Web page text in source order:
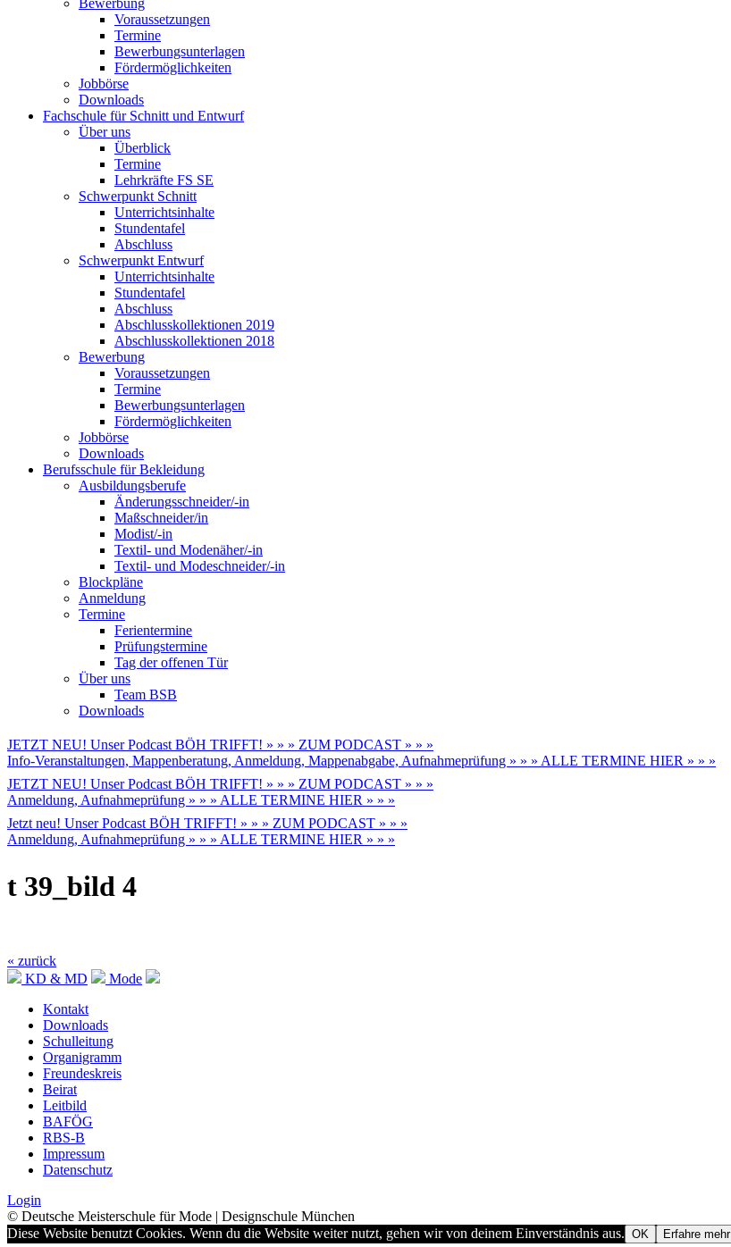
Bewerbung
Voraussetzungen
Termine
Bewerbungsunterlagen
Fördermöglichkeiten
Jobbörse
Downloads
Fachschule für Schnitt und Entwurf
Über uns
Überblick
Termine
Lehrkräfte FS SE
Schwerpunkt Schnitt
Unterrichtsinhalte
Stundentafel
Abschluss
Schwerpunkt Entwurf
Unterrichtsinhalte
Stundentafel
Abschluss
Abschlusskollektionen 2019
Abschlusskollektionen 2018
Bewerbung
Voraussetzungen
Termine
Bewerbungsunterlagen
Fördermöglichkeiten
Jobbörse
Downloads
Berufsschule für Bekleidung
Ausbildungsberufe
Änderungsschneider/-in
Maßschneider/in
Modist/-in
Textil- und Modenäher/-in
Textil- und Modeschneider/-in
Blockpläne
Anmeldung
Termine
Ferientermine
Prüfungstermine
Tag der offenen Tür
Über uns
Team BSB
Downloads
JETZT NEU! Unser Podcast BÖH TRIFFT! » » » ZUM PODCAST » » »
Info-Veranstaltungen, Mappenberatung, Anmeldung, Mappenabgabe, Aufnahmeprüfung » » » ALLE TERMINE HIER » » »
JETZT NEU! Unser Podcast BÖH TRIFFT! » » » ZUM PODCAST » » »
Anmeldung, Aufnahmeprüfung » » » ALLE TERMINE HIER » » »
Jetzt neu! Unser Podcast BÖH TRIFFT! » » » ZUM PODCAST » » »
Anmeldung, Aufnahmeprüfung » » » ALLE TERMINE HIER » » »
t 39_bild 4
« zurück
KD & MD
Mode
Kontakt
Downloads
Schulleitung
Organigramm
Freundeskreis
Beirat
Leitbild
BAFÖG
RBS-B
Impressum
Datenschutz
Login
© Deutsche Meisterschule für Mode | Designschule München
Diese Website benutzt Cookies. Wenn du die Website weiter nutzt, gehen wir von deinem Einverständnis aus. OK Erfahre mehr